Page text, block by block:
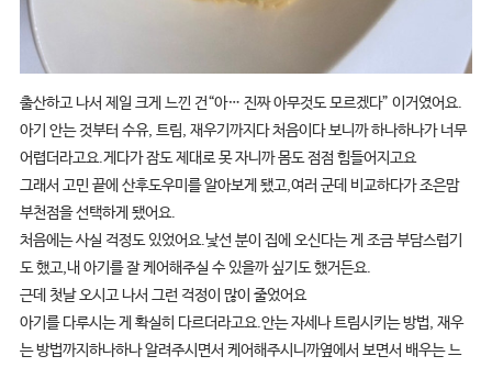
출산하고 나서 제일 크게 느낀 건“아… 진짜 아무것도 모르겠다” 이거였어요.
아기 안는 것부터 수유, 트림, 재우기까지다 처음이다 보니까 하나하나가 너무
어렵더라고요.게다가 잠도 제대로 못 자니까 몸도 점점 힘들어지고요
그래서 고민 끝에 산후도우미를 알아보게 됐고,여러 군데 비교하다가 조은맘
부천점을 선택하게 됐어요.
처음에는 사실 걱정도 있었어요.낯선 분이 집에 오신다는 게 조금 부담스럽기
도 했고,내 아기를 잘 케어해주실 수 있을까 싶기도 했거든요.
근데 첫날 오시고 나서 그런 걱정이 많이 줄었어요
아기를 다루시는 게 확실히 다르더라고요.안는 자세나 트림시키는 방법, 재우
는 방법까지하나하나 알려주시면서 케어해주시니까옆에서 보면서 배우는 느